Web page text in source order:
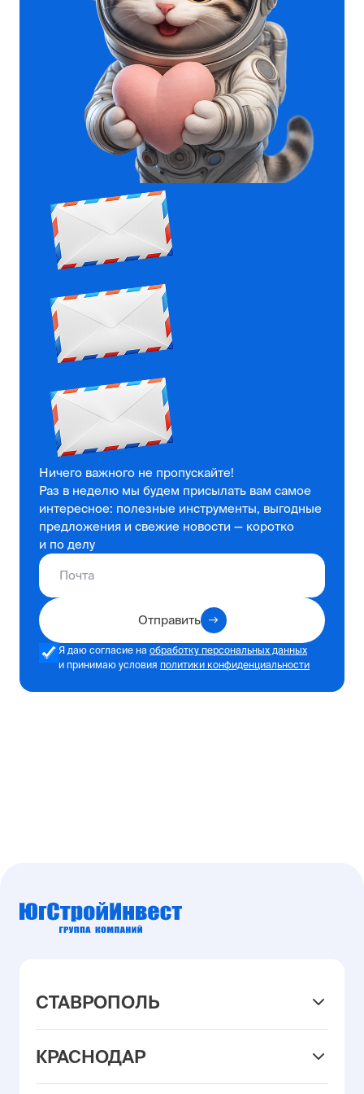
Ничего важного не пропускайте!
Раз в неделю мы будем присылать вам самое
интересное: полезные инструменты, выгодные
предложения и свежие новости — коротко
и по делу
Отправить
Я даю согласие на обработку персональных данных
и принимаю условия политики конфиденциальности
СТАВРОПОЛЬ
ул. Павла Буравцева, 42/1
КРАСНОДАР